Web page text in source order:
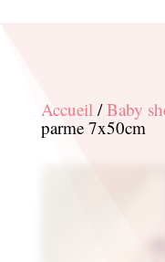
Accueil/Baby
parme 7x50cm